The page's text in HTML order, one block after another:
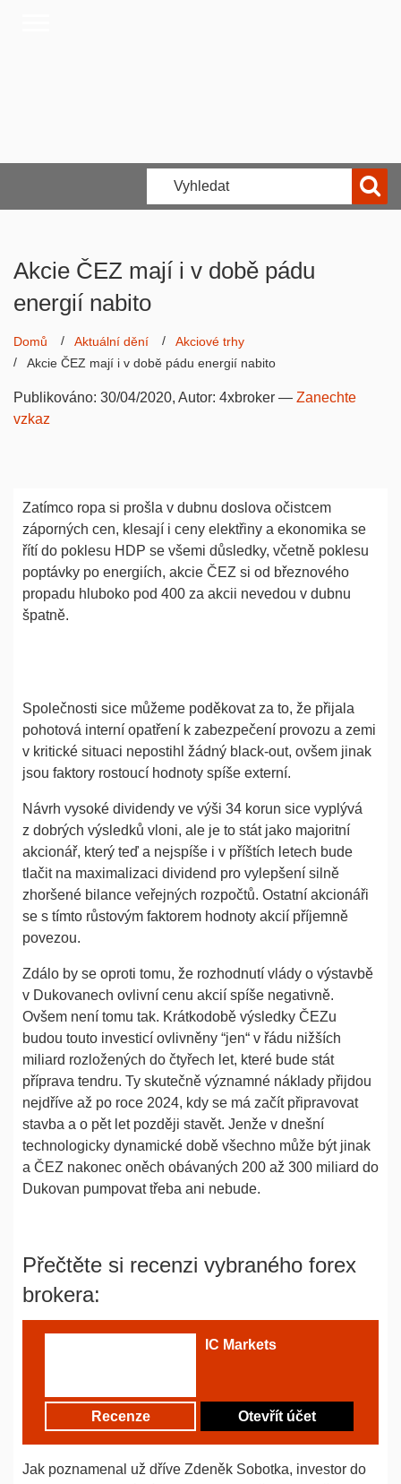
Akcie ČEZ mají i v době pádu
energií nabito
Domů Aktuální dění
Akciové trhy
Akcie ČEZ mají i v době pádu energií nabito
Publikováno: 30/04/2020, Autor: 4xbroker — Zanechte
vzkaz
Zatímco ropa si prošla v dubnu doslova očistcem
záporných cen, klesají i ceny elektřiny a ekonomika se
řítí do poklesu HDP se všemi důsledky, včetně poklesu
poptávky po energiích, akcie ČEZ si od březnového
propadu hluboko pod 400 za akcii nevedou v dubnu
špatně.
Společnosti sice můžeme poděkovat za to, že přijala
pohotová interní opatření k zabezpečení provozu a zemi
v kritické situaci nepostihl žádný black-out, ovšem jinak
jsou faktory rostoucí hodnoty spíše externí.
Návrh vysoké dividendy ve výši 34 korun sice vyplývá
z dobrých výsledků vloni, ale je to stát jako majoritní
akcionář, který teď a nejspíše i v příštích letech bude
tlačit na maximalizaci dividend pro vylepšení silně
zhoršené bilance veřejných rozpočtů. Ostatní akcionáři
se s tímto růstovým faktorem hodnoty akcií příjemně
povezou.
Zdálo by se oproti tomu, že rozhodnutí vlády o výstavbě
v Dukovanech ovlivní cenu akcií spíše negativně.
Ovšem není tomu tak. Krátkodobě výsledky ČEZu
budou touto investicí ovlivněny “jen“ v řádu nižších
miliard rozložených do čtyřech let, které bude stát
příprava tendru. Ty skutečně významné náklady přijdou
nejdříve až po roce 2024, kdy se má začít připravovat
stavba a o pět let později stavět. Jenže v dnešní
technologicky dynamické době všechno může být jinak
a ČEZ nakonec oněch obávaných 200 až 300 miliard do
Dukovan pumpovat třeba ani nebude.
Přečtěte si recenzi vybraného forex
brokera:
IC Markets
Recenze Otevřít účet
Jak poznamenal už dříve Zdeněk Sobotka, investor do